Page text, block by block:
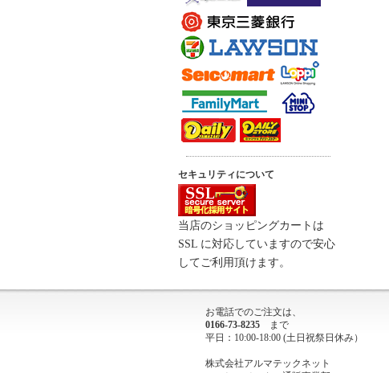
セキュリティについて
当店のショッピングカートは
SSL に対応していますので安心
してご利用頂けます。
お電話でのご注文は、
0166-73-8235 まで
平日：10:00-18:00 (土日祝祭日休み）
株式会社アルマテックネット